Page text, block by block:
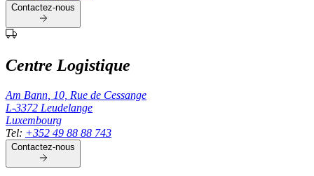
Contactez-nous
Centre Logistique
Am Bann, 10, Rue de Cessange
L-3372 Leudelange
Luxembourg
Tel: +352 49 88 88 743
Contactez-nous